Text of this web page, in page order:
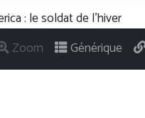
Zoom Générique